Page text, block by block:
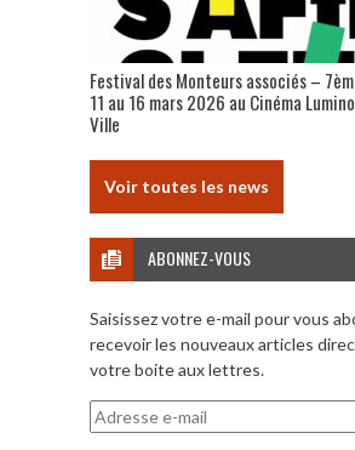
Festival des Monteurs associés –
11 au 16 mars 2026 au Cinéma
Ville
Voir toutes les news
ABONNEZ-VOUS
Saisissez votre e-mail pour vous
recevoir les nouveaux articles
votre boite aux lettres.
Adresse
e-